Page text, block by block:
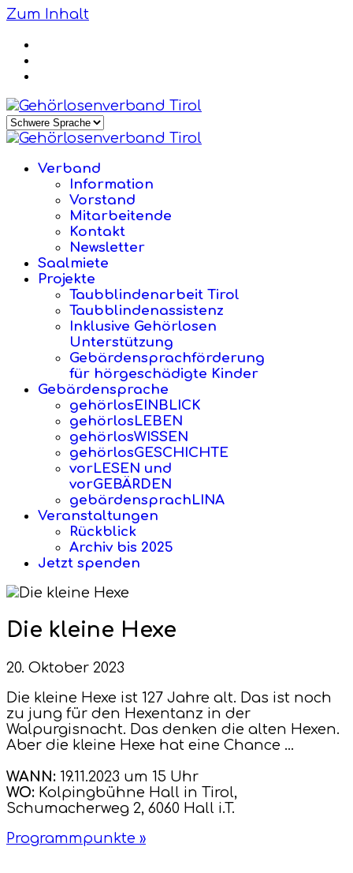
Zum Inhalt
Verband
Information
Vorstand
Mitarbeitende
Kontakt
Newsletter
Saalmiete
Projekte
Taubblindenarbeit Tirol
Taubblindenassistenz
Inklusive Gehörlosen
Unterstützung
Gebärdensprachförderung
für hörgeschädigte Kinder
Gebärdensprache
gehörlosEINBLICK
gehörlosLEBEN
gehörlosWISSEN
gehörlosGESCHICHTE
vorLESEN und
vorGEBÄRDEN
gebärdensprachLINA
Veranstaltungen
Rückblick
Archiv bis 2025
Jetzt spenden
Die kleine Hexe
20. Oktober 2023
Die kleine Hexe ist 127 Jahre alt. Das ist noch
zu jung für den Hexentanz in der
Walpurgisnacht. Das denken die alten Hexen.
Aber die kleine Hexe hat eine Chance ...
WANN: 19.11.2023 um 15 Uhr
WO: Kolpingbühne Hall in Tirol,
Schumacherweg 2, 6060 Hall i.T.
Programmpunkte »